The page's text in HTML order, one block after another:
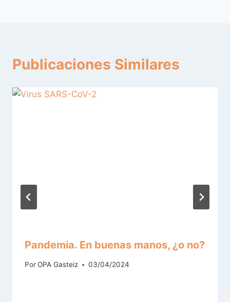
Publicaciones Similares
Pandemia. En buenas manos, ¿o no?
PorOPA Gasteiz 03/04/2024